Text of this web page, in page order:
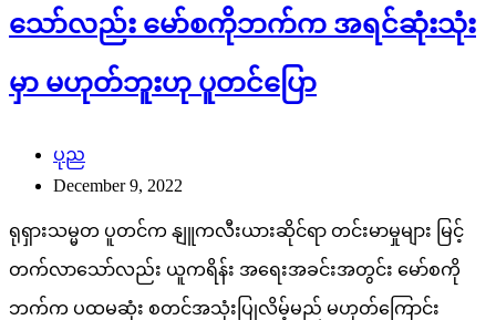
သော်လည်း မော်စကိုဘက်က အရင်ဆုံးသုံး
မှာ မဟုတ်ဘူးဟု ပူတင်ပြော
ပုည
December 9, 2022
ရုရှားသမ္မတ ပူတင်က နျူကလီးယားဆိုင်ရာ တင်းမာမှုများ မြင့်
တက်လာသော်လည်း ယူကရိန်း အရေးအခင်းအတွင်း မော်စကို
ဘက်က ပထမဆုံး စတင်အသုံးပြုလိမ့်မည် မဟုတ်ကြောင်း